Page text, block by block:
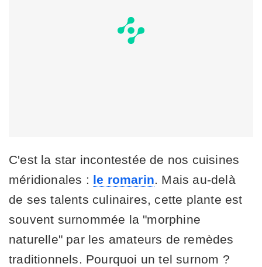
C'est la star incontestée de nos cuisines
méridionales : le romarin. Mais au-delà
de ses talents culinaires, cette plante est
souvent surnommée la "morphine
naturelle" par les amateurs de remèdes
traditionnels. Pourquoi un tel surnom ?